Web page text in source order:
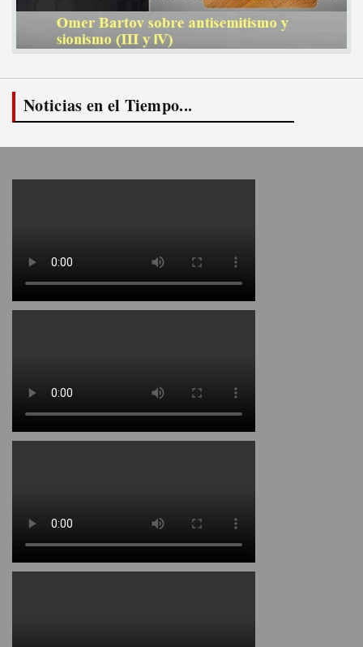
Noticias en el Tiempo...